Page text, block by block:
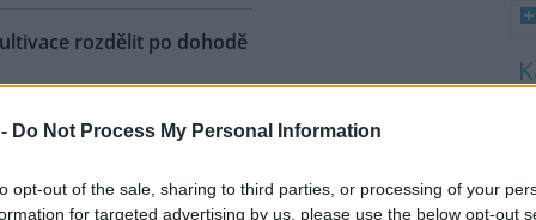
Do Not Process My Personal Information
opt-out of the sale, sharing to third parties, or processing of your
for targeted advertising by us, please use the below opt-out
rozdělit po dohodě
Severní energetická
které ušetřila na
hnědouhelného lomu